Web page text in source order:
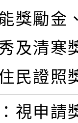
獎勵金
及清寒
民證照
視申請